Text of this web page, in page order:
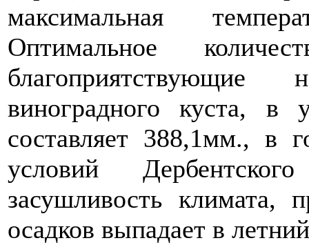
максимальная
Оптимальное
благоприятствующие
виноградного куста, в
составляет 388,1мм., в
условий
засушливость климата,
осадков выпадает в